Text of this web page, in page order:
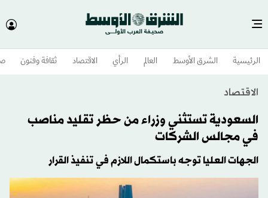
الرئيسية الشرق الأوسط​ العالم الرأي الاقتصاد ثقافة وفنون
الاقتصاد
السعودية تستثني وزراء من حظر تقليد مناصب
في مجالس الشركات
الجهات العليا توجه باستكمال اللازم في تنفيذ القرار